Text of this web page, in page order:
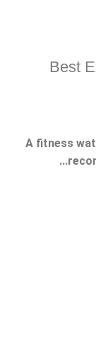
Best
A fitness